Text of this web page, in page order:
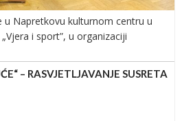
u Napretkovu kulturnom centru u
i sport”, u organizaciji
– RASVJETLJAVANJE SUSRETA